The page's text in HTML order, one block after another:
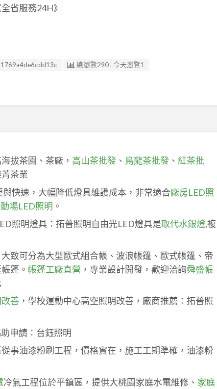
省服務24H》
告编號 總瀏覽290 , 今天瀏覽1
拔茶園、茶廠， 高山茶批發、 烏龍茶批發、 紅茶批
茶業
快速，大幅降低燈具維護成本，非常適合廠房LED照
場LED照明 。
照明燈具：拓普照明自由光LED燈具是取代水銀燈,複
致可分為大型歐式組合帳、波浪帳篷、歐式帳篷、帝
篷。 帳篷工廠直營 ，專業設計開發，歡迎洽詢舜盛帳
善，學校運動中心高空照明改善，廠商推薦：拓普照
申請：台鈺照明
事油漆粉刷工程，價格實在，施工工期準確，油漆粉
冷氣工程位於平鎮區，提供大桃園家庭水電維修、 家庭